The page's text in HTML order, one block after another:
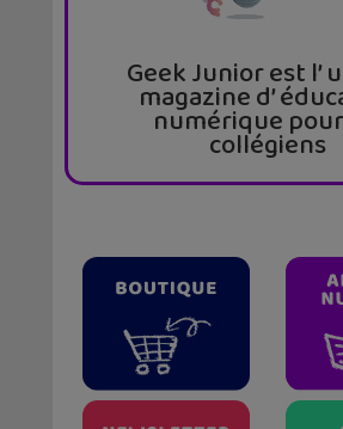
Geek Junior est l’
magazine d’
numérique
collégiens